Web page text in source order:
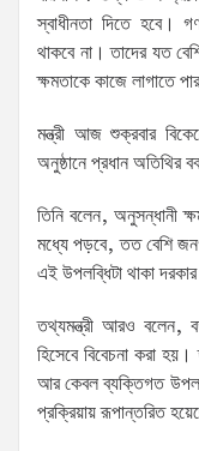
স্বাধীনতা দিতে হবে।
থাকবে না। তাদের যত
ক্ষমতাকে কাজে লাগাতে
মন্ত্রী আজ শুক্রবার
অনুষ্ঠানে প্রধান অতিথির
তিনি বলেন, অনুসন্ধানী
মধ্যে পড়বে, তত বেশি
এই উপলব্ধিটা থাকা
তথ্যমন্ত্রী আরও বলেন,
হিসেবে বিবেচনা করা
আর কেবল ব্যক্তিগত
প্রক্রিয়ায় রূপান্তরিত